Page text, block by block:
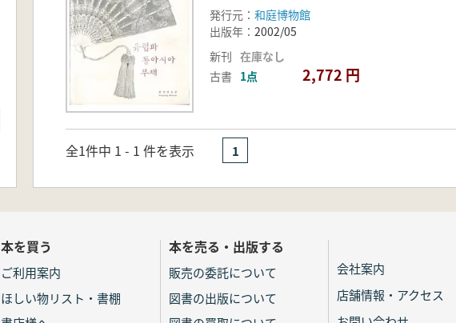
発行元： 和庭博物館
出版年： 2002/05
新刊 在庫なし
古書 1点 2,772 円
全1件中 1 - 1 件を表示 1
本を買う
ご利用案内
ほしい物リスト・書棚
本を売る・出版する
販売の委託について
図書の出版について
会社案内
店舗情報・アクセス